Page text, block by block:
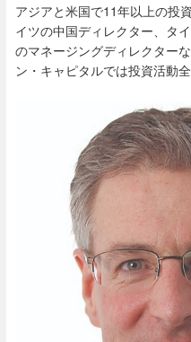
アジアと米国で11年以上の投
イツの中国ディレクター、タ
のマネージングディレクター
ン・キャピタルでは投資活動